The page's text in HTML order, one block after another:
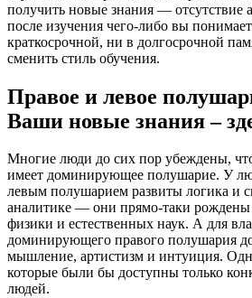
получить новые знания — отсутствие
после изучения чего-либо вы
краткосрочной, ни в долгосрочной
сменить стиль обучения.
Правое и левое
Ваши новые знания –
Многие люди до сих пор убеждены,
имеет доминирующее полушарие. У
левым полушарием развиты логика и
аналитике — они прямо-таки рождены
физики и естественных наук. А для
доминирующего правого полушария
мышление, артистизм и интуиция.
которые были бы доступны только
людей.